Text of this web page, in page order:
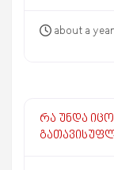
about a
რა უნდა